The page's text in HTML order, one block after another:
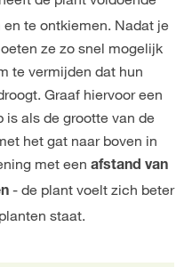
te ontkiemen. Nadat je
ze zo snel mogelijk
te vermijden dat hun
Graaf hiervoor een
is als de grootte van de
het gat naar boven in
met een afstand van
- de plant voelt zich beter
staat.